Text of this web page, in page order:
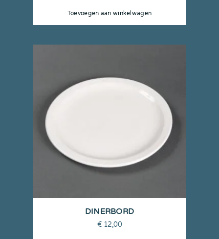
Toevoegen aan winkelwagen
DINERBORD
€ 12,00